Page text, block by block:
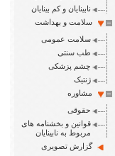
نابینایان و کم بینایان
سلامت و بهداشت
سلامت عمومی
طب سنتی
چشم پزشکی
ژنتیک
مشاوره
حقوقی
قوانین و بخشنامه های
مربوط به نابینایان
گزارش تصویری